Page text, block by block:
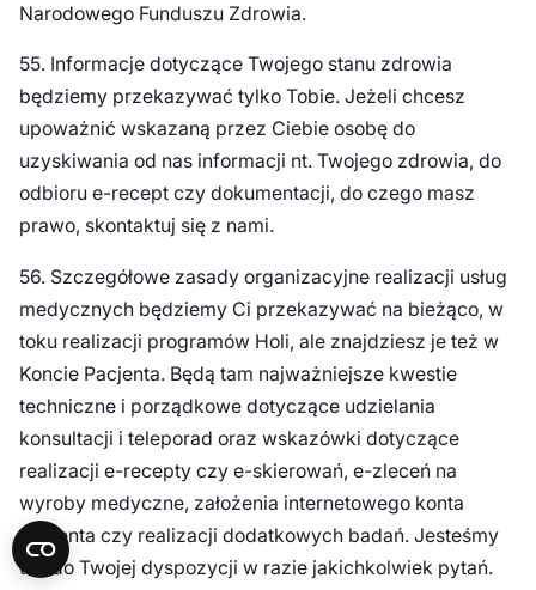
Narodowego Funduszu Zdrowia.
55. Informacje dotyczące Twojego stanu zdrowia
będziemy przekazywać tylko Tobie. Jeżeli chcesz
upoważnić wskazaną przez Ciebie osobę do
uzyskiwania od nas informacji nt. Twojego zdrowia, do
odbioru e-recept czy dokumentacji, do czego masz
prawo, skontaktuj się z nami.
56. Szczegółowe zasady organizacyjne realizacji usług
medycznych będziemy Ci przekazywać na bieżąco, w
toku realizacji programów Holi, ale znajdziesz je też w
Koncie Pacjenta. Będą tam najważniejsze kwestie
techniczne i porządkowe dotyczące udzielania
konsultacji i teleporad oraz wskazówki dotyczące
realizacji e-recepty czy e-skierowań, e-zleceń na
wyroby medyczne, założenia internetowego konta
pacjenta czy realizacji dodatkowych badań. Jesteśmy
też do Twojej dyspozycji w razie jakichkolwiek pytań.